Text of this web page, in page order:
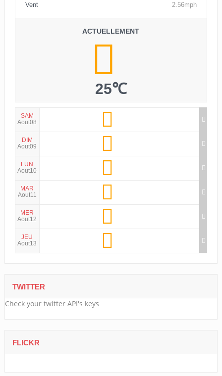
Vent
2.56mph
ACTUELLEMENT
25℃
SAM
Aout08
DIM
Aout09
LUN
Aout10
MAR
Aout11
MER
Aout12
JEU
Aout13
TWITTER
Check your twitter API's keys
FLICKR